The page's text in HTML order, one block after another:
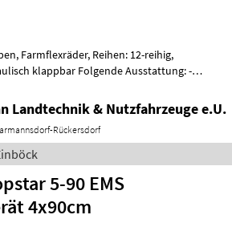
Farmflexräder, Reihen: 12-reihig,
klappbar Folgende Ausstattung: -
Landtechnik & Nutzfahrzeuge e.U.
Rückersdorf
5-90 EMS
4x90cm